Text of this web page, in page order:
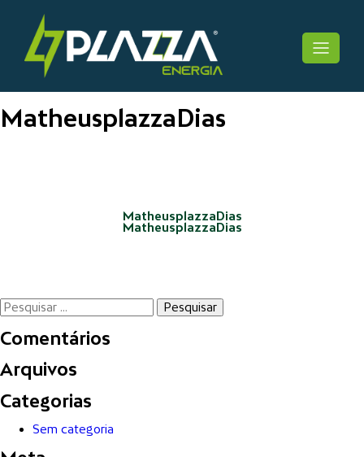
content
MatheusplazzaDias
MatheusplazzaDias
MatheusplazzaDias
Pesquisar
por:
Comentários
Arquivos
Categorias
Sem categoria